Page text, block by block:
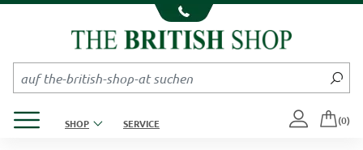
Kompletten Head der Seite überspringen
SHOP SERVICE (0)